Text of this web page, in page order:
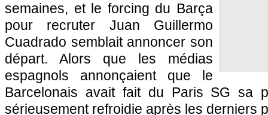
semaines, et le forcing du Barça
pour recruter Juan Guillermo
Cuadrado semblait annoncer son
départ. Alors que les médias
espagnols annonçaient que le
Barcelonais avait fait du Paris SG sa
sérieusement refroidie après les derniers